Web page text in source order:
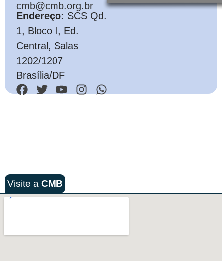
cmb@cmb.org.br
Endereço: SCS Qd.
1, Bloco I, Ed.
Central, Salas
1202/1207
Brasília/DF
Visite a CMB